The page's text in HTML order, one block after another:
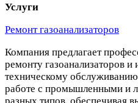
Услуги
Ремонт газоанализаторов
Компания предлагает
ремонту газоанализаторов
техническому
работе с промышленными и